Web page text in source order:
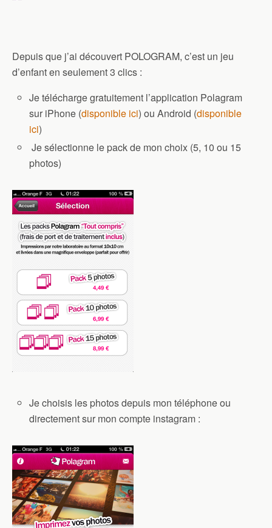
Depuis que j’ai découvert POLOGRAM, c’est un jeu
d’enfant en seulement 3 clics :
Je télécharge gratuitement l’application Polagram
sur iPhone (disponible ici) ou Android (disponible
ici)
Je sélectionne le pack de mon choix (5, 10 ou 15
photos)
Je choisis les photos depuis mon téléphone ou
directement sur mon compte instagram :